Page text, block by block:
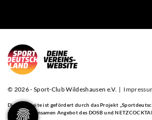
© 2026 - Sport-Club Wildeshausen e.V. |
Diese Website ist gefördert durch das Projekt
einem gemeinsamen Angebot des DOSB und